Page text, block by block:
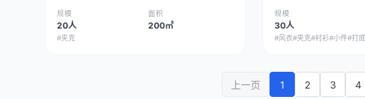
规模
20人
面积
200㎡
#夹克
规模
30人
#风衣#夹克#衬衫#小件#打
上一页 1 2 3 4